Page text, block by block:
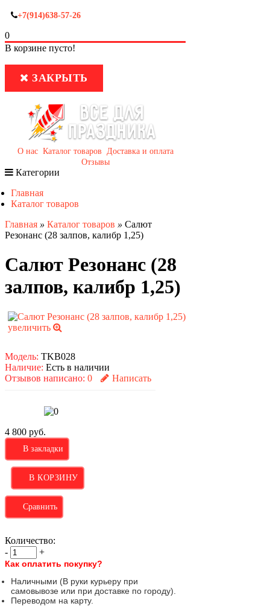
+7(914)638-57-26
0
В корзине пусто!
ЗАКРЫТЬ
О нас Каталог товаров Доставка и оплата
Отзывы
Категории
Главная
Каталог товаров
Главная » Каталог товаров » Салют
Резонанс (28 залпов, калибр 1,25)
Салют Резонанс (28
залпов, калибр 1,25)
увеличить
Модель: TKB028
Наличие: Есть в наличии
Отзывов написано: 0 Написать
4 800 руб.
В закладки
Сравнить
Количество:
-
+
Как оплатить покупку?
Наличными (В руки курьеру при
самовывозе или при доставке по городу).
Переводом на карту.